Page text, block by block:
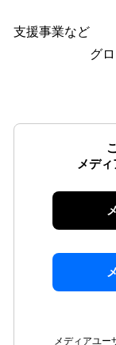
保育園
支援事業など
グローバル
メデ
メディアユー